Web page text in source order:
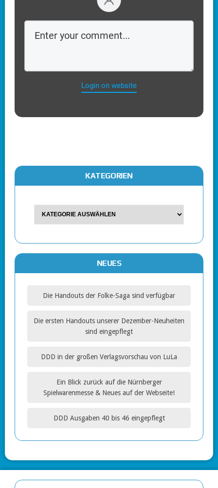
Login on website
KATEGORIEN
NEUES
Die Handouts der Folke-Saga sind verfügbar
Die ersten Handouts unserer Dezember-Neuheiten
sind eingepflegt
DDD in der großen Verlagsvorschau von LuLa
Ein Blick zurück auf die Nürnberger
Spielwarenmesse & Neues auf der Webseite!
DDD Ausgaben 40 bis 46 eingepflegt